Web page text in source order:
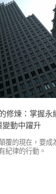
修煉：掌握永
變動中躍升
覆的現在，要成
紀律的行動。